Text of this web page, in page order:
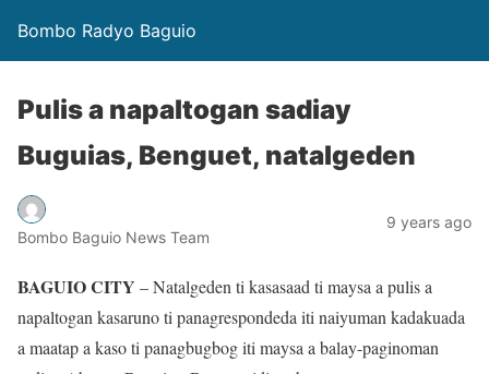
Bombo Radyo Baguio
Pulis a napaltogan sadiay
Buguias, Benguet, natalgeden
Bombo Baguio News Team
9 years ago
BAGUIO CITY – Natalgeden ti kasasaad ti maysa a pulis a
napaltogan kasaruno ti panagrespondeda iti naiyuman kadakuada
a maatap a kaso ti panagbugbog iti maysa a balay-paginoman